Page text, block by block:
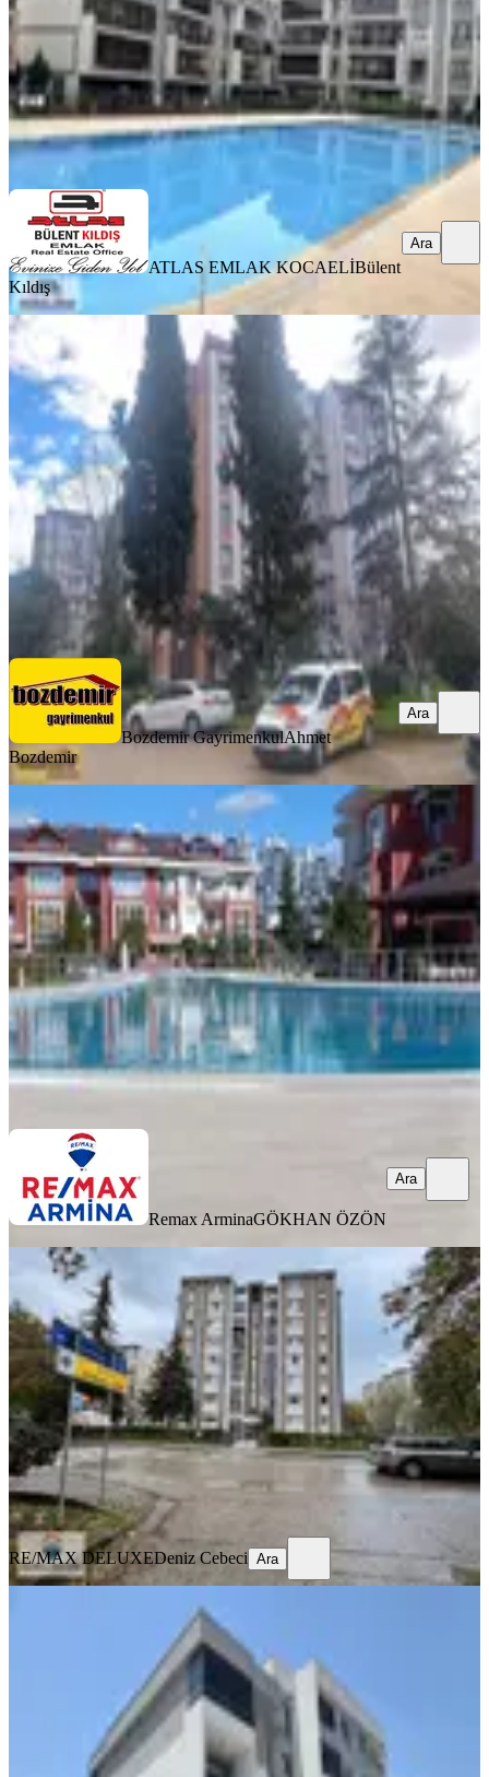
16.750.000 ₺
ATLAS EMLAK KOCAELİBülent Kıldış
Ara
ATLAS EMLAK KOCAELİBülent
Kıldış
Ara
KOMBİLİ
Bozdemir'den Yahyakaptanda F
Bloklarda Satılık 3+1 Daire
İzmit, Yahyakaptan Mahallesi
125 m²·2. Kat 28.02.2026
Bozdemir Gayrimenkul Ahmet Bozdemir
Bozdemir GayrimenkulAhmet
Bozdemir
Ara
Yahyakaptan Armada Kent 3 Büyük
Ada İçi Yapılı Çatı Dubleks
İzmit, Yahyakaptan Mahallesi
3+1·190 m² ·Çatı Dubleks 21.02.2026
13.500.000 ₺Geri Dönüş: 18 yıl
Remax Armina GÖKHAN ÖZÖN
Remax ArminaGÖKHAN ÖZÖN
Ara
SİTE İÇİ
Yahya Kaptan Arasta Park Avm
Karşısı Satılık 3+1 Masrafsız Daire
İzmit, Yahyakaptan Mahallesi
3+1· 130 m² ·7. Kat ·10.02.2026
5.850.000 ₺
RE/MAX DELUXEDeniz Cebeci
Ara
RE/MAX DELUXEDeniz Cebeci Ara
Yahya Kaptanda! 40 M2 Teraslı
Kaçırılmayacak Fırsat!
İzmit, Yahyakaptan Mahallesi
3+1· 139 m² ·4. Kat 29.01.2026
10.750.000 ₺10.950.000 ₺